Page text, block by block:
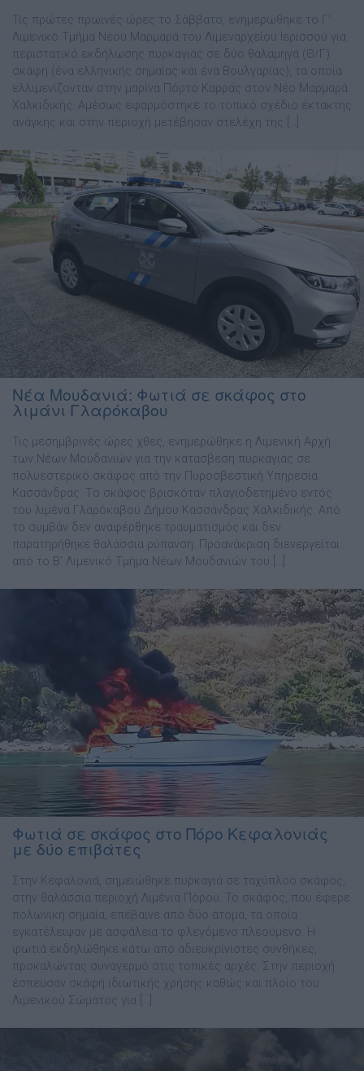
Τις πρώτες πρωινές ώρες το Σάββατο, ενημερώθηκε το Γ’
Λιμενικό Τμήμα Νέου Μαρμαρά του Λιμεναρχείου Ιερισσού για
περιστατικό εκδήλωσης πυρκαγιάς σε δύο θαλαμηγά (Θ/Γ)
σκάφη (ένα ελληνικής σημαίας και ένα Βουλγαρίας), τα οποία
ελλιμενίζονταν στην μαρίνα Πόρτο Καρράς στον Νέο Μαρμαρά
Χαλκιδικής. Αμέσως εφαρμόστηκε το τοπικό σχέδιο έκτακτης
ανάγκης και στην περιοχή μετέβησαν στελέχη της […]
Νέα Μουδανιά: Φωτιά σε σκάφος στο
λιμάνι Γλαρόκαβου
Τις μεσημβρινές ώρες χθες, ενημερώθηκε η Λιμενική Αρχή
των Νέων Μουδανιών για την κατάσβεση πυρκαγιάς σε
πολυεστερικό σκάφος από την Πυροσβεστική Υπηρεσία
Κασσάνδρας. Tο σκάφος βρισκόταν πλαγιοδετημένο εντός
του λιμένα Γλαρόκαβου Δήμου Κασσάνδρας Χαλκιδικής. Από
το συμβάν δεν αναφέρθηκε τραυματισμός και δεν
παρατηρήθηκε θαλάσσια ρύπανση. Προανάκριση διενεργείται
από το Β’ Λιμενικό Τμήμα Νέων Μουδανιών του […]
Φωτιά σε σκάφος στο Πόρο Κεφαλονιάς
με δύο επιβάτες
Στην Κεφαλονιά, σημειώθηκε πυρκαγιά σε ταχύπλοο σκάφος,
στην θαλάσσια περιοχή Λιμένια Πόρου. Το σκάφος, που έφερε
πολωνική σημαία, επέβαινε από δύο άτομα, τα οποία
εγκατέλειψαν με ασφάλεια το φλεγόμενο πλεούμενο. Η
φωτιά εκδηλώθηκε κάτω από αδιευκρίνιστες συνθήκες,
προκαλώντας συναγερμό στις τοπικές αρχές. Στην περιοχή
έσπευσαν σκάφη ιδιωτικής χρήσης καθώς και πλοίο του
Λιμενικού Σώματος για […]